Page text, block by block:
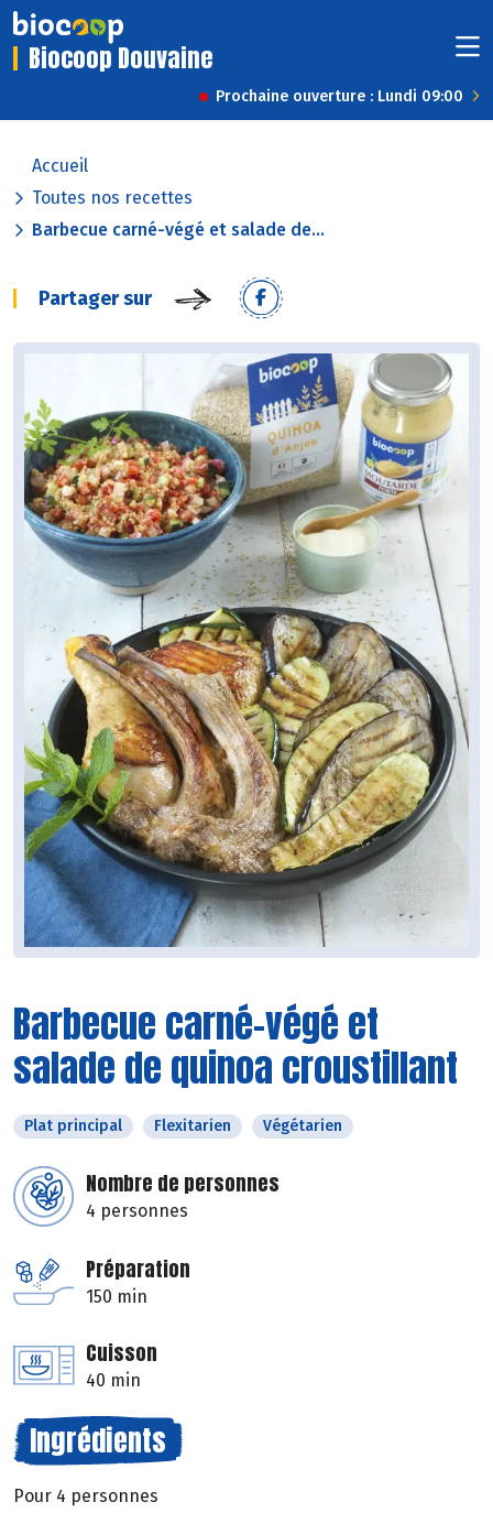
Biocoop Douvaine
Prochaine ouverture : Lundi 09:00
Accueil
Toutes nos recettes
Barbecue carné-végé et salade de...
Partager sur
Barbecue carné-végé et
salade de quinoa croustillant
Plat principal Flexitarien Végétarien
Nombre de personnes
4 personnes
Préparation
150 min
Cuisson
40 min
Ingrédients
Pour 4 personnes